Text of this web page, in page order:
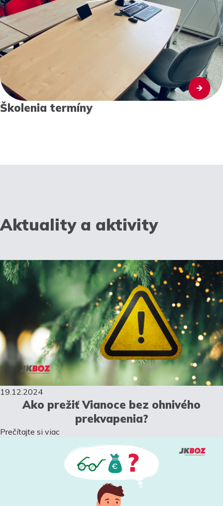
Školenia termíny
Aktuality a aktivity
19.12.2024
Ako prežiť Vianoce bez ohnivého
prekvapenia?
Prečítajte si viac